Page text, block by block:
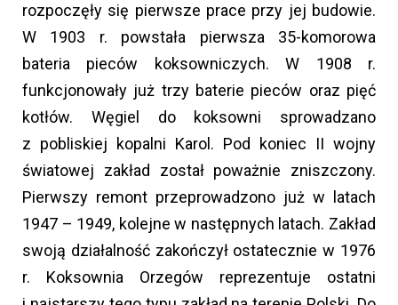
rozpoczęły się pierwsze prace przy jej budowie.
W 1903 r. powstała pierwsza 35-komorowa
bateria pieców koksowniczych. W 1908 r.
funkcjonowały już trzy baterie pieców oraz pięć
kotłów. Węgiel do koksowni sprowadzano
z pobliskiej kopalni Karol. Pod koniec II wojny
światowej zakład został poważnie zniszczony.
Pierwszy remont przeprowadzono już w latach
1947 – 1949, kolejne w następnych latach. Zakład
swoją działalność zakończył ostatecznie w 1976
r. Koksownia Orzegów reprezentuje ostatni